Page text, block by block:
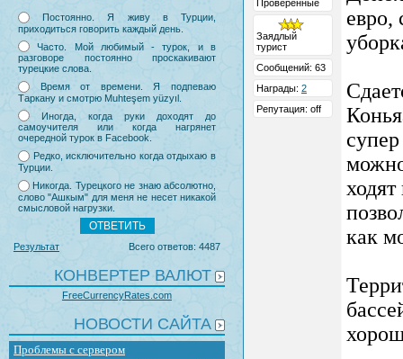
Постоянно. Я живу в Турции,
приходиться говорить каждый день.
Часто. Мой любимый - турок, и в
разговоре постоянно проскакивают
турецкие слова.
Время от времени. Я подпеваю
Таркану и смотрю Muhteşem yüzyıl.
Иногда, когда руки доходят до
самоучителя или когда нагрянет
очередной турок в Facebook.
Редко, исключительно когда отдыхаю в
Турции.
Никогда. Турецкого не знаю абсолютно,
слово "Ашкым" для меня не несет никакой
смысловой нагрузки.
Результат Всего ответов: 4487
КОНВЕРТЕР ВАЛЮТ
FreeCurrencyRates.com
НОВОСТИ САЙТА
Проблемы с сервером
Проверенные
Заядлый
турист
Сообщений: 63
Награды: 2
Репутация: off
евро,
как